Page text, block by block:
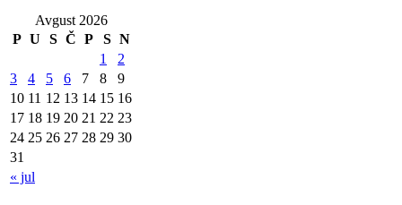
Avgust 2026
P U S Č P S N
« jul
1
2
3
4 5 6 7 8
9
10 11 12 13 14 15 16
17 18 19 20 21 22 23
24 25 26 27 28 29 30
31